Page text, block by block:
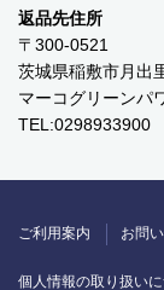
￥5,000 ～￥9,999
￥10,000～
返品先住所
〒300-0521
茨城県稲敷市月出
マーコグリーンパ
TEL:0298933900
ご利用案内 お問
個人情報の取り扱い